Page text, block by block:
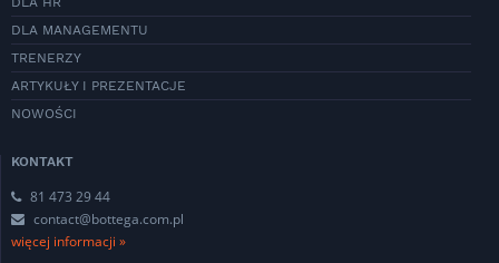
DLA MANAGEMENTU
TRENERZY
ARTYKUŁY I PREZENTACJE
NOWOŚCI
KONTAKT
81 473 29 44
contact@bottega.com.pl
więcej informacji »